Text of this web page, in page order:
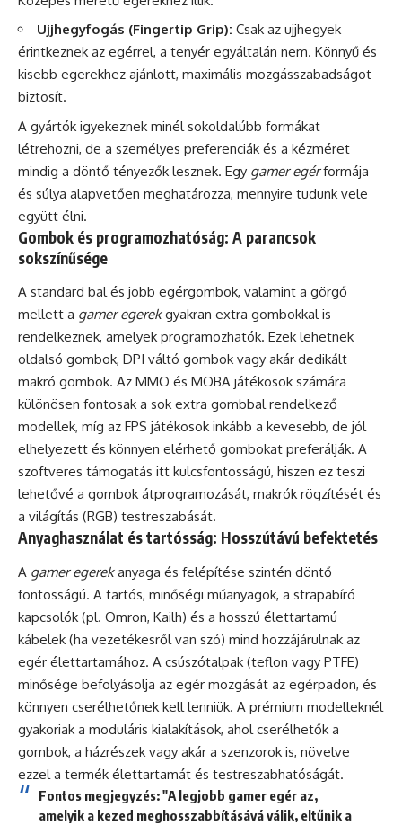
Ujjhegyfogás (Fingertip Grip): Csak az ujjhegyek
érintkeznek az egérrel, a tenyér egyáltalán nem. Könnyű és
kisebb egerekhez ajánlott, maximális mozgásszabadságot
biztosít.
A gyártók igyekeznek minél sokoldalúbb formákat
létrehozni, de a személyes preferenciák és a kézméret
mindig a döntő tényezők lesznek. Egy gamer egérformája
és súlya alapvetően meghatározza, mennyire tudunk vele
együtt élni.
Gombok és programozhatóság: A parancsok
sokszínűsége
A standard bal és jobb egérgombok, valamint a görgő
mellett a gamer egerekgyakran extra gombokkal is
rendelkeznek, amelyek programozhatók. Ezek lehetnek
oldalsó gombok, DPI váltó gombok vagy akár dedikált
makró gombok. Az MMO és MOBA játékosok számára
különösen fontosak a sok extra gombbal rendelkező
modellek, míg az FPS játékosok inkább a kevesebb, de jól
elhelyezett és könnyen elérhető gombokat preferálják. A
szoftveres támogatás itt kulcsfontosságú, hiszen ez teszi
lehetővé a gombok átprogramozását, makrók rögzítését és
a világítás (RGB) testreszabását.
Anyaghasználat és tartósság: Hosszútávú befektetés
A gamer egerekanyaga és felépítése szintén döntő
fontosságú. A tartós, minőségi műanyagok, a strapabíró
kapcsolók (pl. Omron, Kailh) és a hosszú élettartamú
kábelek (ha vezetékesről van szó) mind hozzájárulnak az
egér élettartamához. A csúszótalpak (teflon vagy PTFE)
minősége befolyásolja az egér mozgását az egérpadon, és
könnyen cserélhetőnek kell lenniük. A prémium modelleknél
gyakoriak a moduláris kialakítások, ahol cserélhetők a
gombok, a házrészek vagy akár a szenzorok is, növelve
ezzel a termék élettartamát és testreszabhatóságát.
Fontos megjegyzés: "A legjobb gamer egér az,
amelyik a kezed meghosszabbításává válik, eltűnik a